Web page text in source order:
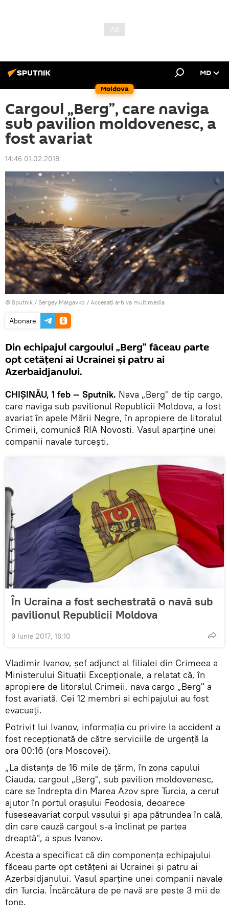
Moldova
MD
Cargoul „Berg”, care naviga
sub pavilion moldovenesc, a
fost avariat
14:46 01.02.2018
© Sputnik / Sergey Malgavko / Accesați arhiva multimedia
Abonare
Din echipajul cargoului „Berg” făceau parte
opt cetățeni ai Ucrainei și patru ai
Azerbaidjanului.
CHIȘINĂU, 1 feb — Sputnik. Nava „Berg" de tip cargo,
care naviga sub pavilionul Republicii Moldova, a fost
avariat în apele Mării Negre, în apropiere de litoralul
Crimeii, comunică RIA Novosti. Vasul aparține unei
companii navale turcești.
În Ucraina a fost sechestrată o navă sub
pavilionul Republicii Moldova
9 Iunie 2017, 16:10
Vladimir Ivanov, șef adjunct al filialei din Crimeea a
Ministerului Situații Excepționale, a relatat că, în
apropiere de litoralul Crimeii, nava cargo „Berg" a
fost avariată. Cei 12 membri ai echipajului au fost
evacuați.
Potrivit lui Ivanov, informația cu privire la accident a
fost recepționată de către serviciile de urgență la
ora 00:16 (ora Moscovei).
„La distanța de 16 mile de țărm, în zona capului
Ciauda, cargoul „Berg", sub pavilion moldovenesc,
care se îndrepta din Marea Azov spre Turcia, a cerut
ajutor în portul orașului Feodosia, deoarece
fuseseavariat corpul vasului și apa pătrundea în cală,
din care cauză cargoul s-a înclinat pe partea
dreaptă", a spus Ivanov.
Acesta a specificat că din componența echipajului
făceau parte opt cetățeni ai Ucrainei și patru ai
Azerbaidjanului. Vasul aparține unei companii navale
din Turcia. Încărcătura de pe navă are peste 3 mii de
tone.